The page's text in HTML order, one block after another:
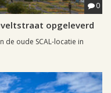
0
opgeleverd
de oude SCAL-locatie in